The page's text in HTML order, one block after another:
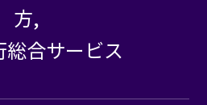
方,
総合サービス